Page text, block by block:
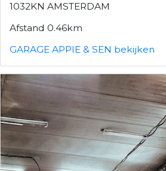
1032KN AMSTERDAM
Afstand 0.46km
GARAGE APPIE & SEN bekijken